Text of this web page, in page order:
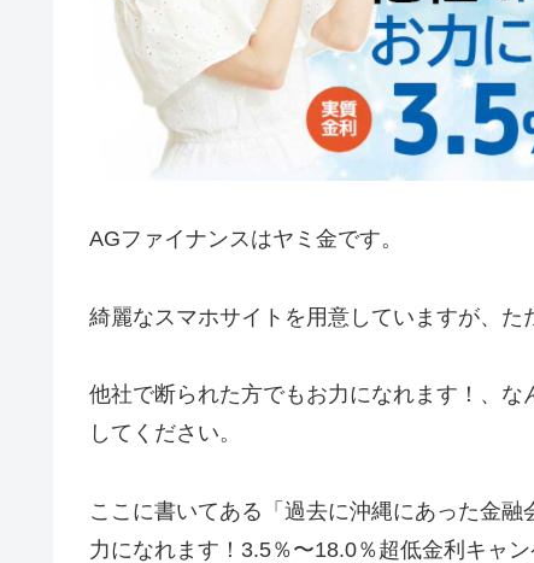
AGファイナンスはヤミ金です。
綺麗なスマホサイトを用意していますが、た
他社で断られた方でもお力になれます！、
してください。
ここに書いてある「過去に沖縄にあった金
力になれます！3.5％〜18.0％超低金利キャ